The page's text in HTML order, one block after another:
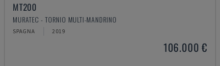
MT200
MURATEC - TORNIO MULTI-MANDRINO
SPAGNA 2019
106.000 €